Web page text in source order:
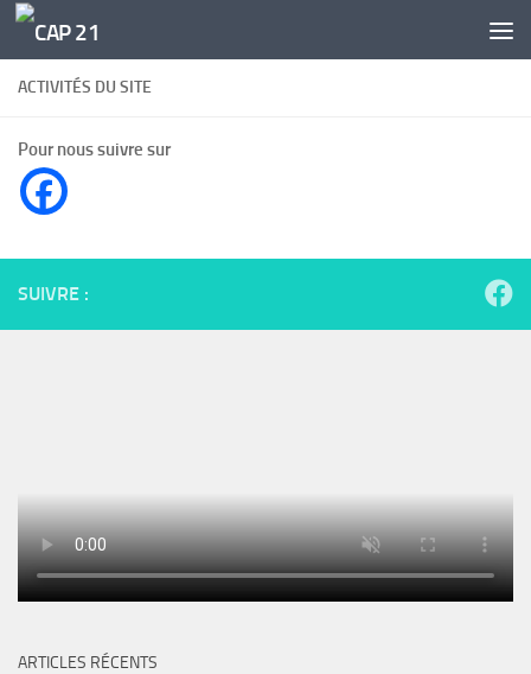
Skip to content
ACTIVITÉS DU SITE
Pour nous suivre sur
SUIVRE :
ARTICLES RÉCENTS